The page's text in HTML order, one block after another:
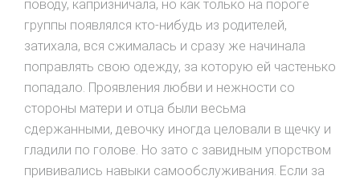
поводу, капризничала, но как только на пороге
группы появлялся кто-нибудь из родителей,
затихала, вся сжималась и сразу же начинала
поправлять свою одежду, за которую ей частенько
попадало. Проявления любви и нежности со
стороны матери и отца были весьма
сдержанными, девочку иногда целовали в щечку и
гладили по голове. Но зато с завидным упорством
прививались навыки самообслуживания. Если за